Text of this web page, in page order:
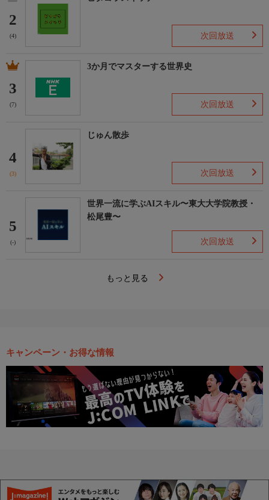
2
(4) 次回放送
3
(7)
3か月でマスターする世界史
次回放送
4
(3)
じゅん散歩
次回放送
5
(-)
世界一流に学ぶAIスキル〜東大大学院教授・
松尾豊〜
次回放送
もっと見る
キャンペーン・お得な情報